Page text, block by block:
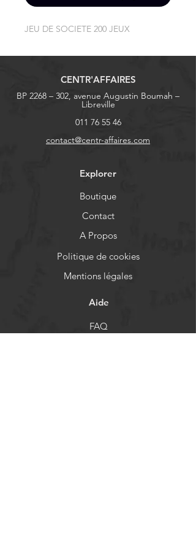
JEU DE SOCIETE 200 JEUX
CENTR'AFFAIRES
BP 2268 – 302, avenue Augustin Boumah –
Libreville
011 76 55 46
contact@centr-affaires.com
Explorer
Boutique
Contact
A Propos
Politique de cookies
Mentions légales
Aide
FAQ